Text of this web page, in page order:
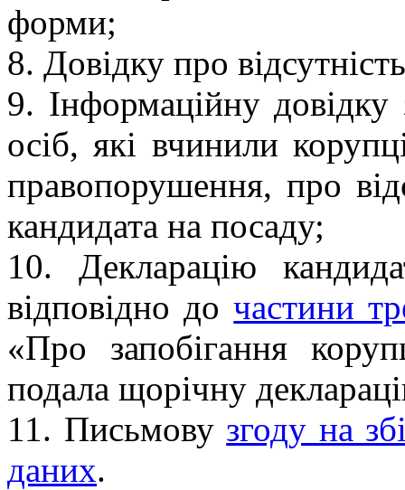
форми;
8. Довідку про
9. Інформаційну
осіб, які вчинили
правопорушення, про
кандидата на посаду;
10. Декларацію
відповідно дочастини
«Про запобігання
подала щорічну
11. Письмову згоду на
даних.